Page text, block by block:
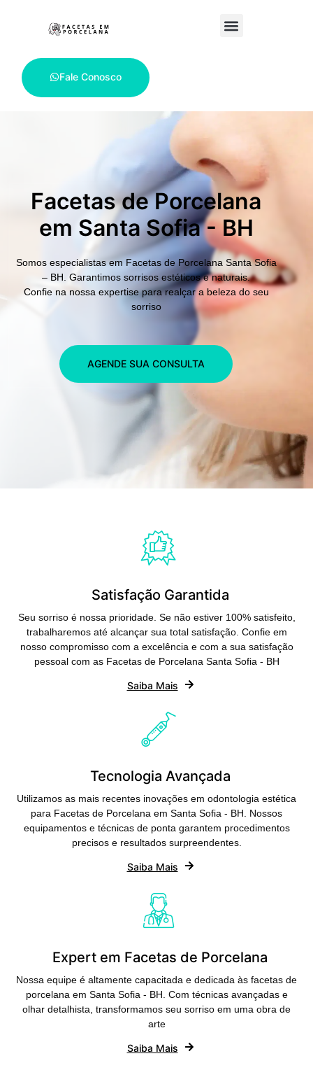
Fale Conosco
Facetas de Porcelana
em Santa Sofia - BH
Somos especialistas em Facetas de Porcelana Santa Sofia
– BH. Garantimos sorrisos estéticos e naturais.
Confie na nossa expertise para realçar a beleza do seu
sorriso
AGENDE SUA CONSULTA
Satisfação Garantida
Seu sorriso é nossa prioridade. Se não estiver 100% satisfeito,
trabalharemos até alcançar sua total satisfação. Confie em
nosso compromisso com a excelência e com a sua satisfação
pessoal com as Facetas de Porcelana Santa Sofia - BH
Saiba Mais
Tecnologia Avançada
Utilizamos as mais recentes inovações em odontologia estética
para Facetas de Porcelana em Santa Sofia - BH. Nossos
equipamentos e técnicas de ponta garantem procedimentos
precisos e resultados surpreendentes.
Saiba Mais
Expert em Facetas de Porcelana
Nossa equipe é altamente capacitada e dedicada às facetas de
porcelana em Santa Sofia - BH. Com técnicas avançadas e
olhar detalhista, transformamos seu sorriso em uma obra de
arte
Saiba Mais